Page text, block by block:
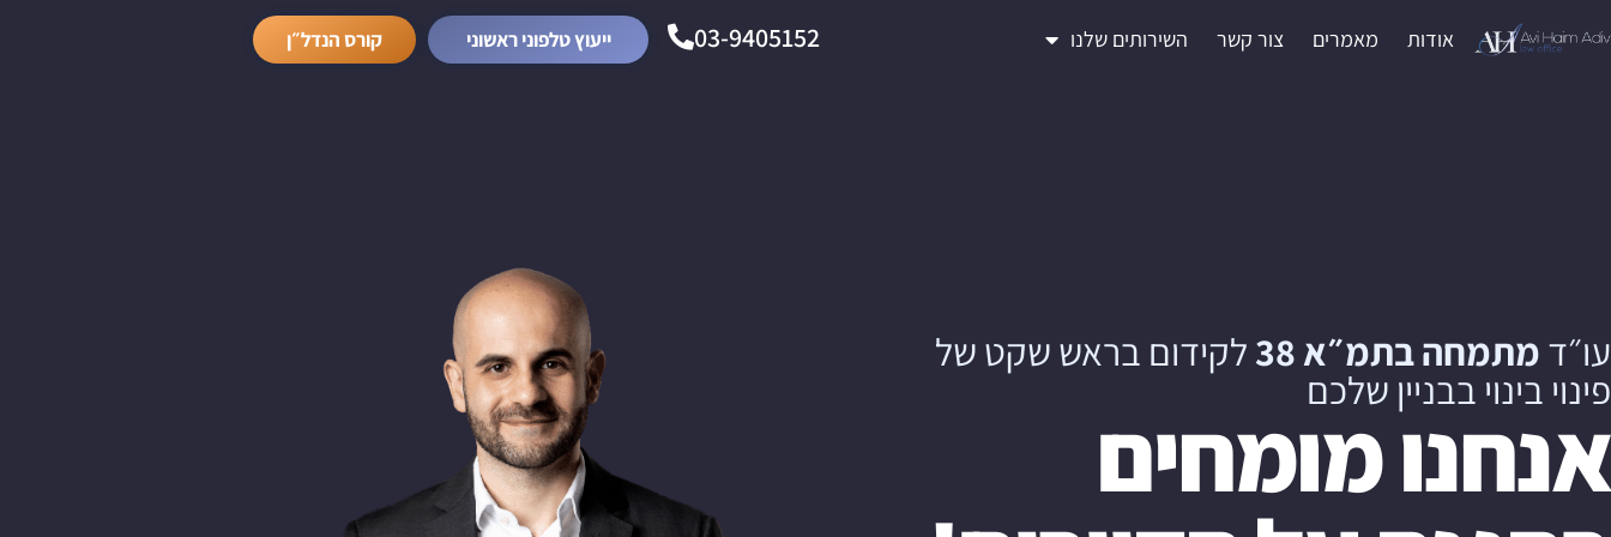
אודות מאמרים צור קשר השירותים שלנו 03-9405152 ייעוץ טלפוני ראשוני קורס הנדל״ן
עו״דמתמחה בתמ״א 38 לקידום בראש שקט של
פינוי בינוי בבניין שלכם
אנחנו מומחים